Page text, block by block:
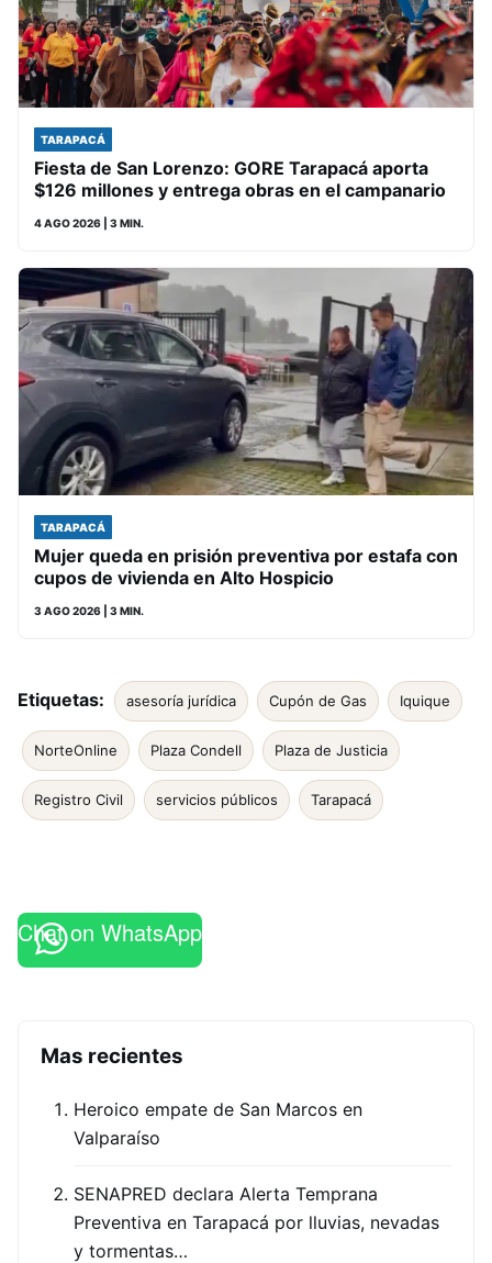
TARAPACÁ
Fiesta de San Lorenzo: GORE Tarapacá aporta
$126 millones y entrega obras en el campanario
4 AGO 2026 | 3 MIN.
TARAPACÁ
Mujer queda en prisión preventiva por estafa con
cupos de vivienda en Alto Hospicio
3 AGO 2026 | 3 MIN.
Etiquetas: asesoría jurídica Cupón de Gas Iquique
NorteOnline Plaza Condell Plaza de Justicia
Registro Civil servicios públicos Tarapacá
Chat on WhatsApp
Mas recientes
Heroico empate de San Marcos en
Valparaíso
SENAPRED declara Alerta Temprana
Preventiva en Tarapacá por lluvias, nevadas
y tormentas…